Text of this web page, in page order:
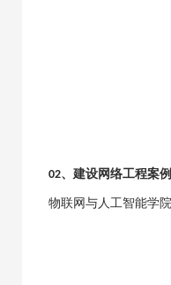
02、建设网络工程案
物联网与人工智能学院